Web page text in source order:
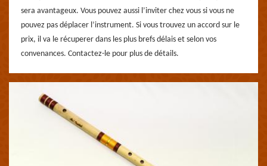
sera avantageux. Vous pouvez aussi l’inviter chez vous si vous ne
pouvez pas déplacer l’instrument. Si vous trouvez un accord sur le
prix, il va le récuperer dans les plus brefs délais et selon vos
convenances. Contactez-le pour plus de détails.